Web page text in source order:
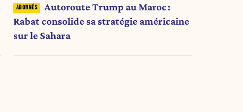
Autoroute Trump au Maroc :
Rabat consolide sa stratégie américaine
sur le Sahara